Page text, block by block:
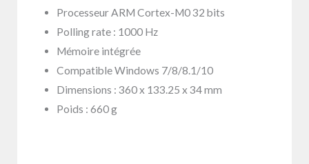
Processeur ARM Cortex-M0 32 bits
Polling rate : 1000 Hz
Mémoire intégrée
Compatible Windows 7/8/8.1/10
Dimensions : 360 x 133.25 x 34 mm
Poids : 660 g